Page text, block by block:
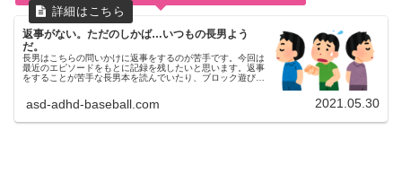
返事がない。ただのしかば…いつもの長男よう
だ。
長男はこちらの問いかけに返事をするのが苦手です。今回は
最近のエピソードをもとに記録を残したいと思います。返事
をすることが苦手な長男本を読んでいたり、ブロック遊びを
asd-adhd-baseball.com 2021.05.30